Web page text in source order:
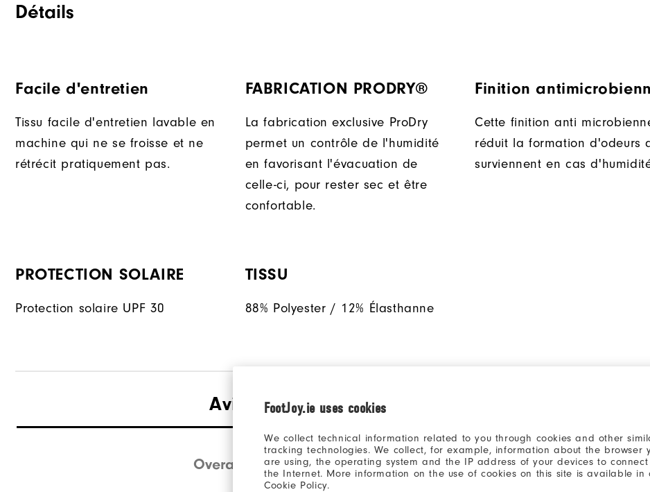
FootJoy.ie uses cookies
We collect technical information related to you through cookies and other
tracking technologies. We collect, for example, information about the browser
are using, the operating system and the IP address of your devices to connect
the Internet. More information on the use of cookies on this site is available in
Cookie Policy.
Détails
Facile d'entretien
Tissu facile d'entretien lavable en
machine qui ne se froisse et ne
rétrécit pratiquement pas.
FABRICATION PRODRY®
La fabrication exclusive ProDry
permet un contrôle de l'humidité
en favorisant l'évacuation de
celle-ci, pour rester sec et être
confortable.
Finition
Cette finition anti
réduit la formation d'odeurs
surviennent en cas
PROTECTION SOLAIRE
Protection solaire UPF 30
TISSU
88% Polyester / 12% Élasthanne
Avis (1)
Overall Rating la répartition des notes